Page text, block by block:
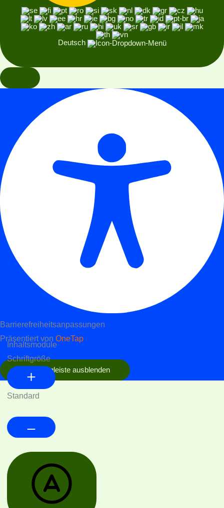
Deutsch
Barrierefreiheitsanpassungen
Präsentiert von OneTap
Werkzeugleiste ausblenden
Inhaltsmodule
Schriftgröße
Standard